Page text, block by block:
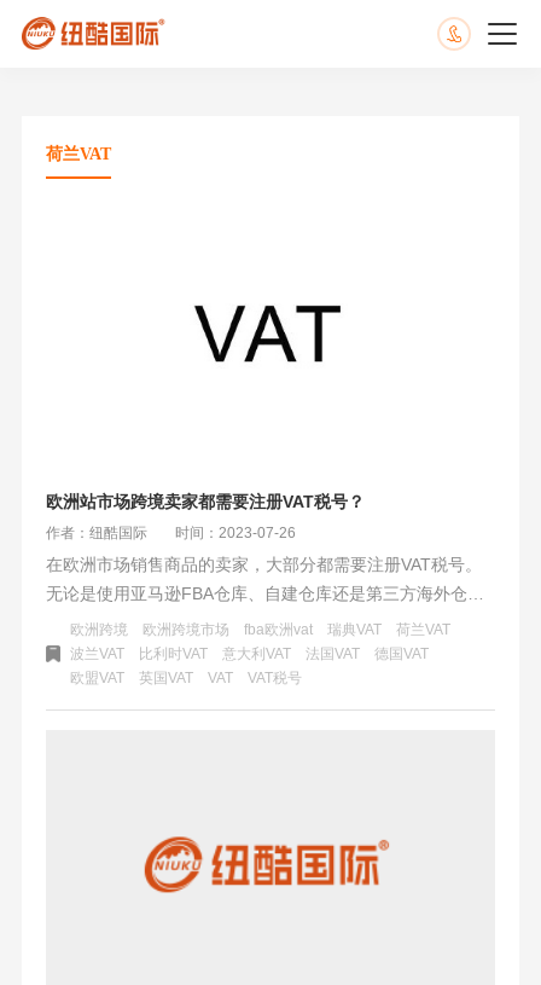
荷兰VAT
欧洲站市场跨境卖家都需要注册VAT税号？
作者：纽酷国际 时间：2023-07-26
在欧洲市场销售商品的卖家，大部分都需要注册VAT税号。
无论是使用亚马逊FBA仓库、自建仓库还是第三方海外仓储
存库存的卖家，注册VAT税号都是必不可少的。此外，如果
你在欧洲市场一次发货超过各国的销售起征点，或者作为进
口商进口货物到欧盟，也需要注册VAT税号。注册VAT税号是
欧洲站市场运营的门槛，只有完成注册，才能在平台上合规
欧洲跨境 欧洲跨境市场 fba欧洲vat 瑞典VAT
荷兰VAT
波兰VAT
比利时VAT 意大利VAT 法国VAT
德国VAT
欧盟VAT
英国VAT VAT VAT税号